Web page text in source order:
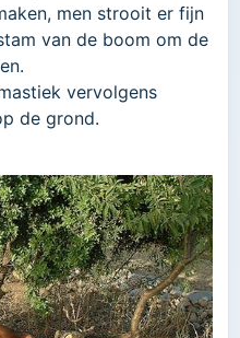
men strooit er fijn
van de boom om de
vervolgens
de grond.